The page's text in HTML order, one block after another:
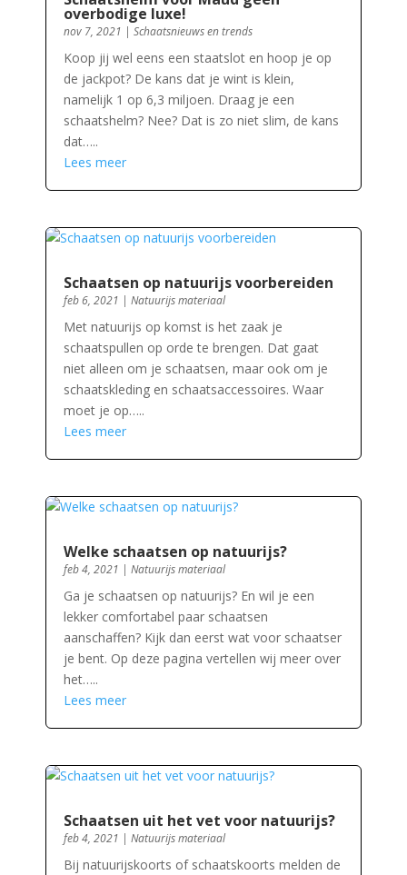
overbodige luxe!
nov 7, 2021 | Schaatsnieuws en trends
Koop jij wel eens een staatslot en hoop je op
de jackpot? De kans dat je wint is klein,
namelijk 1 op 6,3 miljoen. Draag je een
schaatshelm? Nee? Dat is zo niet slim, de kans
dat…..
Lees meer
Schaatsen op natuurijs voorbereiden
feb 6, 2021 | Natuurijs materiaal
Met natuurijs op komst is het zaak je
schaatspullen op orde te brengen. Dat gaat
niet alleen om je schaatsen, maar ook om je
schaatskleding en schaatsaccessoires. Waar
moet je op…..
Lees meer
Welke schaatsen op natuurijs?
feb 4, 2021 | Natuurijs materiaal
Ga je schaatsen op natuurijs? En wil je een
lekker comfortabel paar schaatsen
aanschaffen? Kijk dan eerst wat voor schaatser
je bent. Op deze pagina vertellen wij meer over
het…..
Lees meer
Schaatsen uit het vet voor natuurijs?
feb 4, 2021 | Natuurijs materiaal
Bij natuurijskoorts of schaatskoorts melden de